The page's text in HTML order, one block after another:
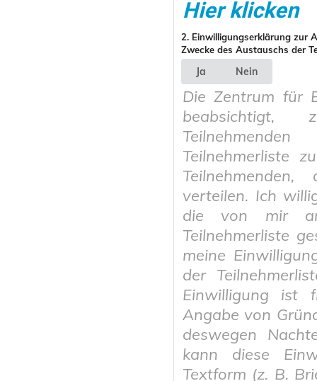
Hier klicken
2. Einwilligungserklärung zur
Zwecke des Austauschs der
Ja Nein
Die Zentrum für
beabsichtigt,
Teilnehmerliste
verteilen. Ich
die von mir
Teilnehmerliste
meine
der
Einwilligung ist
Angabe von
deswegen
kann diese
Textform (z. B.